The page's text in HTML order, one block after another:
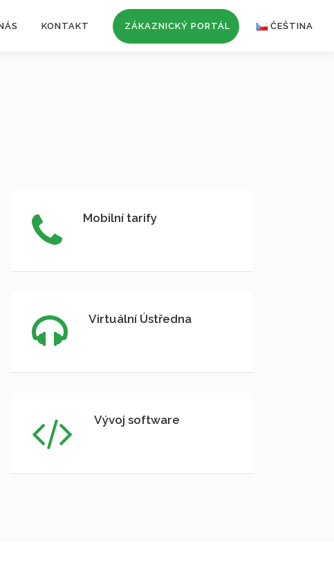
KONTAKT ZÁKAZNICKÝ PORTÁL ČEŠTINA
Mobilní tarify
Virtuální Ústředna
Vývoj software